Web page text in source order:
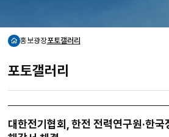
홈홍보광장포토갤러리
포토갤러리
대한전기협회, 한전 전력연구원·한